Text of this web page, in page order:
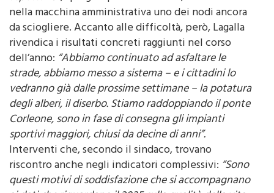
aspettano“, spiega il primo cittadino, indicando
nella macchina amministrativa uno dei nodi ancora
da sciogliere. Accanto alle difficoltà, però, Lagalla
rivendica i risultati concreti raggiunti nel corso
dell’anno:“Abbiamo continuato ad asfaltare le
strade, abbiamo messo a sistema – e i cittadini lo
vedranno già dalle prossime settimane – la potatura
degli alberi, il diserbo. Stiamo raddoppiando il ponte
Corleone, sono in fase di consegna gli impianti
sportivi maggiori, chiusi da decine di anni”.
Interventi che, secondo il sindaco, trovano
riscontro anche negli indicatori complessivi:“Sono